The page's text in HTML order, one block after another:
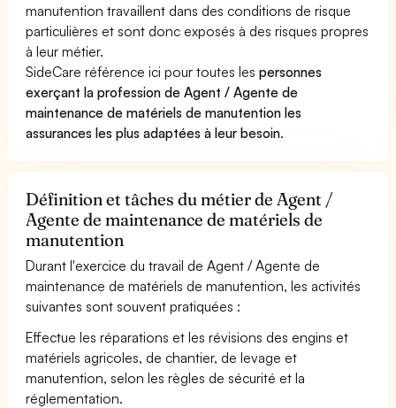
manutention travaillent dans des conditions de risque
particulières et sont donc exposés à des risques propres
à leur métier.
SideCare référence ici pour toutes lespersonnes
exerçant la profession de Agent / Agente de
maintenance de matériels de manutention les
assurances les plus adaptées à leur besoin.
Définition et tâches du métier de Agent /
Agente de maintenance de matériels de
manutention
Durant l'exercice du travail de Agent / Agente de
maintenance de matériels de manutention, les activités
suivantes sont souvent pratiquées :
Effectue les réparations et les révisions des engins et
matériels agricoles, de chantier, de levage et
manutention, selon les règles de sécurité et la
réglementation.